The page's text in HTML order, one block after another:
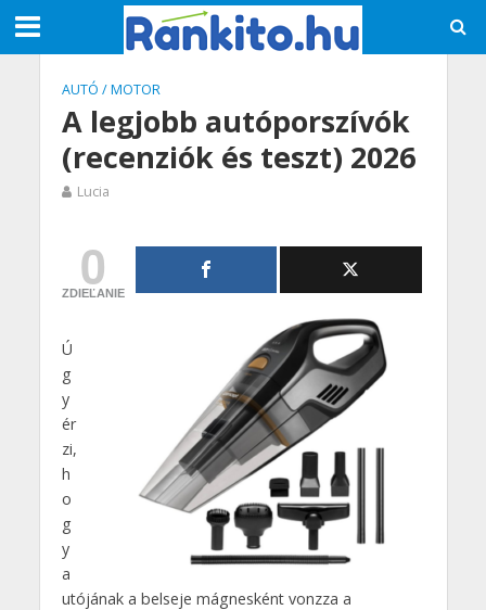
AUTÓ / MOTOR
A legjobb autóporszívók
(recenziók és teszt) 2026
Lucia
0
ZDIEĽANIE
Ú
g
y
ér
zi,
h
o
g
y
a
utójának a belseje mágnesként vonzza a